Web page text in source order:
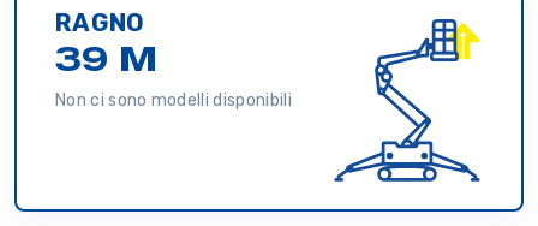
RAGNO
39 M
Non ci sono modelli disponibili